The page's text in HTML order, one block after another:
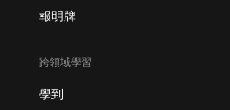
報明牌
跨領域學習
學到